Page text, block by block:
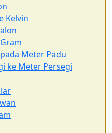
Kelvin
Meter Padu
ke Meter Persegi